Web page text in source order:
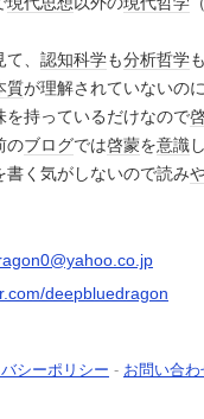
、 認知科学も分析哲学
質が理解されていないの
を持っているだけなので
のブログでは啓蒙を意識
書く気がしないので読み
deepbluedragon
シーポリシー - お問い合わ